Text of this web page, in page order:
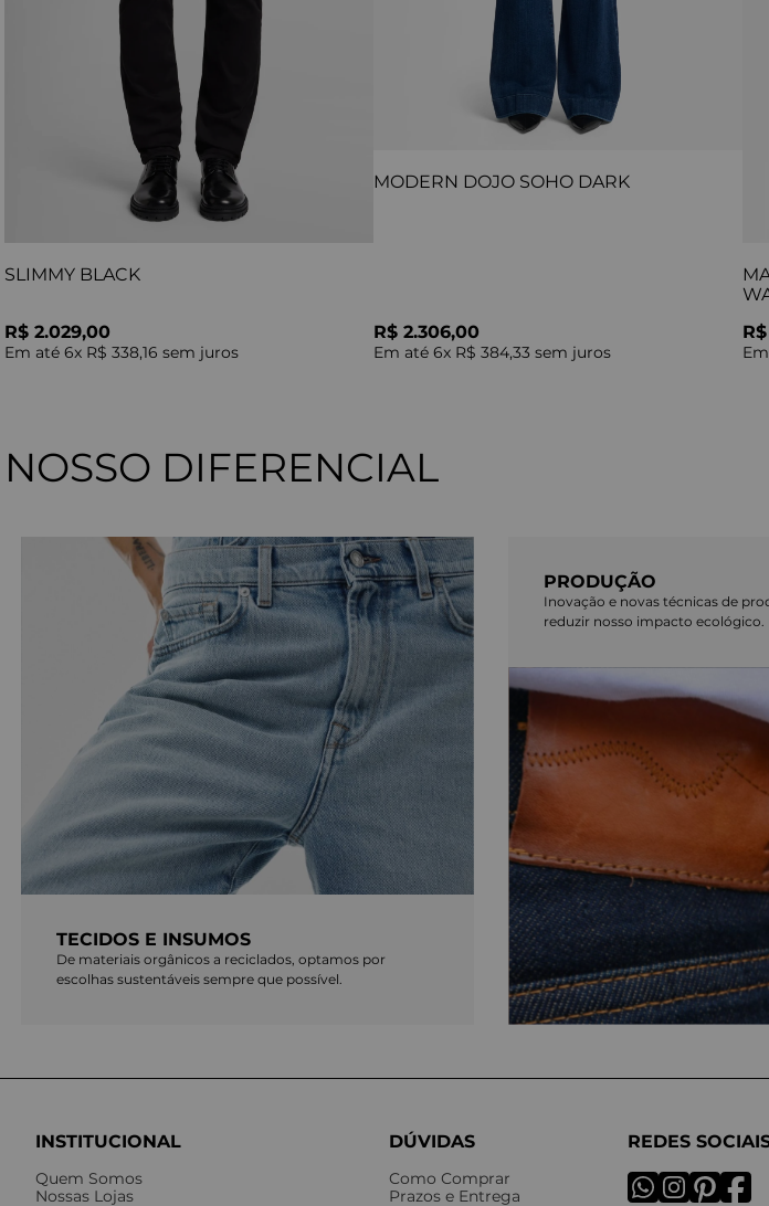
SLIMMY BLACK
R$ 2.029,00
Em até 6x R$ 338,16 sem juros
MODERN DOJO SOHO DARK
R$ 2.306,00
Em até 6x R$ 384,33 sem juros
NOSSO DIFERENCIAL
TECIDOS E INSUMOS
De materiais orgânicos a reciclados, optamos por
escolhas sustentáveis sempre que possível.
PRODUÇÃO
Inovação e novas técnicas de
reduzir nosso impacto ecológico.
INSTITUCIONAL
Quem Somos
Nossas Lojas
DÚVIDAS
Como Comprar
Prazos e Entrega
REDES